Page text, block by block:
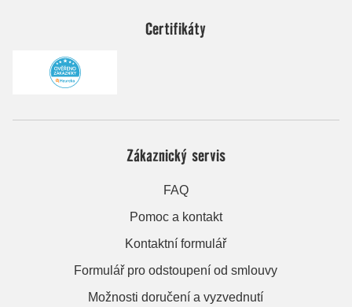
Certifikáty
Zákaznický servis
FAQ
Pomoc a kontakt
Kontaktní formulář
Formulář pro odstoupení od smlouvy
Možnosti doručení a vyzvednutí